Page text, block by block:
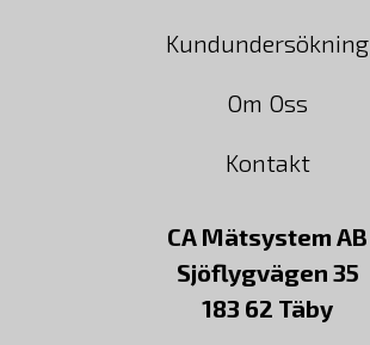
Kundundersökning
Om Oss
Kontakt
CA Mätsystem AB
Sjöflygvägen 35
183 62 Täby